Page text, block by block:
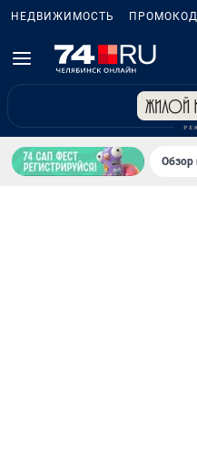
НЕДВИЖИМОСТЬ
Обзор